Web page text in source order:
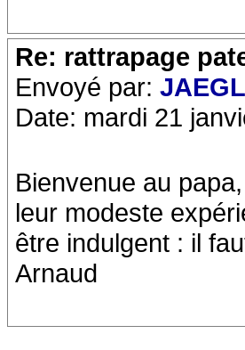
Re: rattrapage
Envoyé par:
Date: mardi 21
Bienvenue au
leur modeste
être indulgent : il
Arnaud